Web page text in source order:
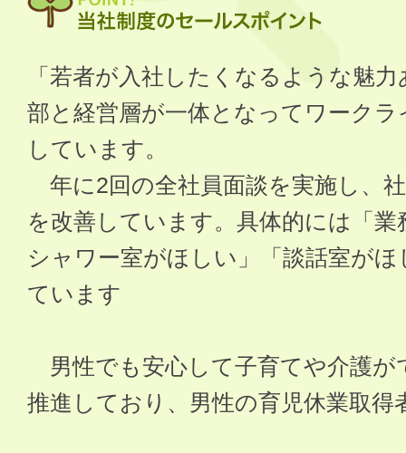
「若者が入社したくなるような魅
部と経営層が一体となってワーク
しています。
年に2回の全社員面談を実施し、
を改善しています。具体的には「
シャワー室がほしい」「談話室が
ています
男性でも安心して子育てや介護が
推進しており、男性の育児休業取得